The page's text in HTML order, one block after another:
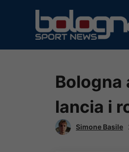
contenuto
Bologna
lancia i
Simone Basile